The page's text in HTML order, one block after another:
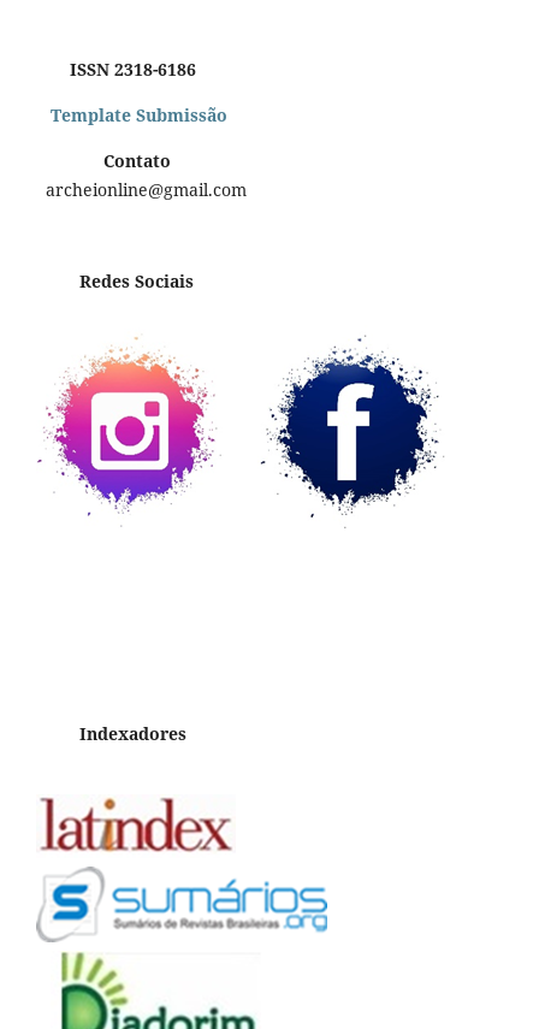
ISSN 2318-6186
Template Submissão
Contato
archeionline@gmail.com
Redes Sociais
Indexadores